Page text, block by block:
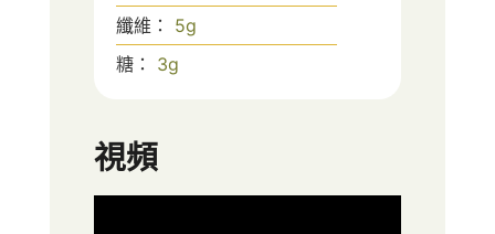
纖維： 5g
糖： 3g
視頻